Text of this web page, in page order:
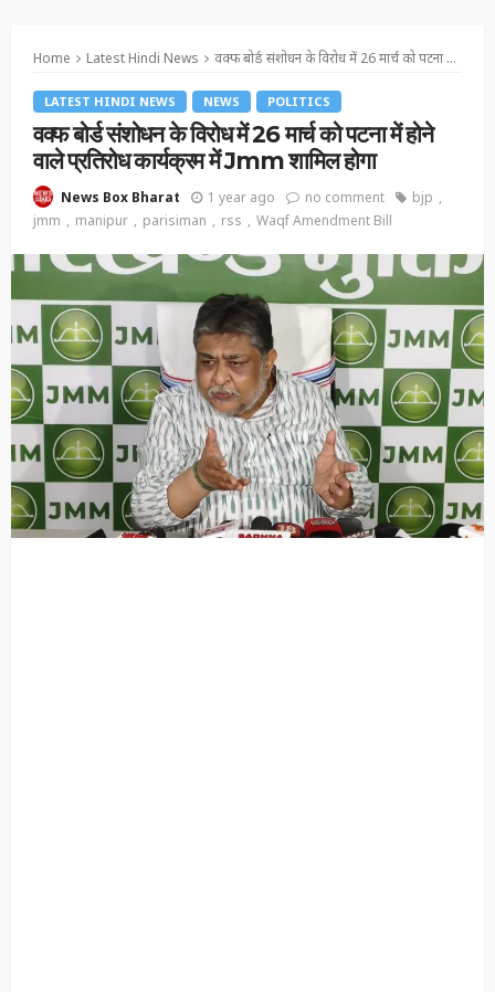
Home Latest Hindi News वक्फ बोर्ड संशोधन के विरोध में 26 मार्च को पटना में होने वाले प्रतिरोध कार्यक्रम में Jmm शामिल होगा
LATEST HINDI NEWS NEWS POLITICS
वक्फ बोर्ड संशोधन के विरोध में 26 मार्च को पटना में होने
वाले प्रतिरोध कार्यक्रम में Jmm शामिल होगा
News Box Bharat 1 year ago no comment
bjp
jmm
manipur parisiman rss Waqf Amendment Bill